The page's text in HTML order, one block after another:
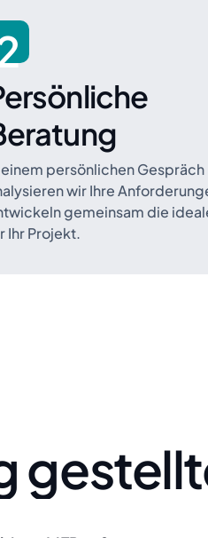
einem persönlichen Gespräch
wir Ihre
gemeinsam die
Ihr Projekt.